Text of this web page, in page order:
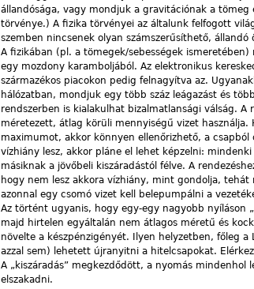
állandósága, vagy mondjuk a gravitációnak a
törvénye.) A fizika törvényei az általunk felfogott
szemben nincsenek olyan számszerűsíthető,
A fizikában (pl. a tömegek/sebességek
egy mozdony karamboljából. Az elektronikus
származékos piacokon pedig felnagyítva az.
hálózatban, mondjuk egy több száz leágazást és
rendszerben is kialakulhat bizalmatlansági válság.
méretezett, átlag körüli mennyiségű vizet használja.
maximumot, akkor könnyen ellenőrizhető, a
vízhiány lesz, akkor pláne el lehet képzelni:
másiknak a jövőbeli kiszáradástól félve. A
hogy nem lesz akkora vízhiány, mint gondolja,
azonnal egy csomó vizet kell belepumpálni a
Az történt ugyanis, hogy egy-egy nagyobb nyíláson
majd hirtelen egyáltalán nem átlagos méretű és
növelte a készpénzigényét. Ilyen helyzetben, főleg
azzal sem) lehetett újranyitni a hitelcsapokat.
A „kiszáradás” megkezdődött, a nyomás mindenhol
elszakadni.